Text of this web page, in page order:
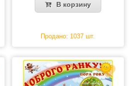
В корзину
Продано: 1037 шт.